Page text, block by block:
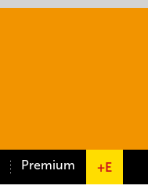
Premium +E